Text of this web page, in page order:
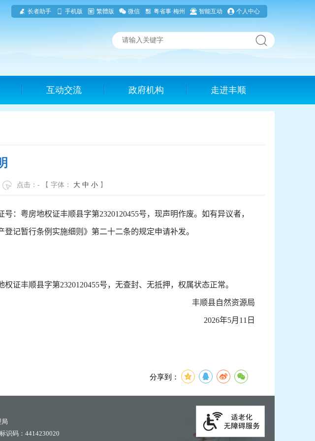
长者助手 手机版 繁體版 微信 粤省事·梅州 智能互动 个人中心
互动交流 政府机构 走进丰顺
点击： - 【 字体： 大 中 小 】
号： 粤房地权证丰顺县字第2320120455号， 现声明作废。 如有异议者，
登记暂行条例实施细则》第二十二条的规定申请补发。
权证丰顺县字第2320120455号， 无查封、无抵押，权属状态正常。
丰顺县自然资源局
2026年5月 11 日
分享到：
识码：4414230020